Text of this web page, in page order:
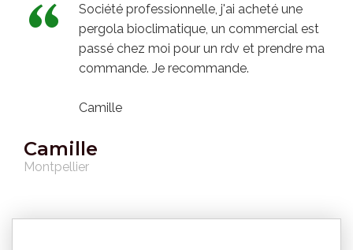
Société professionnelle, j'ai acheté une
pergola bioclimatique, un commercial est
passé chez moi pour un rdv et prendre ma
commande. Je recommande.
Camille
Camille
Montpellier